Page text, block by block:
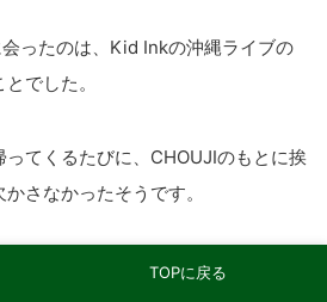
ったのは、Kid Inkの沖縄ライブの
でした。
てくるたびに、CHOUJIのもとに挨
さなかったそうです。
柊人を、
CHOJIだけは気にかけて
TOPに戻る